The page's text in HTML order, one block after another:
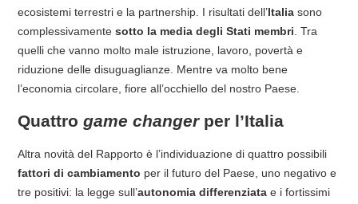
ecosistemi terrestri e la partnership. I risultati dell’Italia sono
complessivamente sotto la media degli Stati membri . Tra
quelli che vanno molto male istruzione, lavoro, povertà e
riduzione delle disuguaglianze. Mentre va molto bene
l’economia circolare, fiore all’occhiello del nostro Paese.
Quattro game changerper l’Italia
Altra novità del Rapporto è l’individuazione di quattro possibili
fattori di cambiamento per il futuro del Paese, uno negativo e
tre positivi: la legge sull’autonomia differenziata e i fortissimi